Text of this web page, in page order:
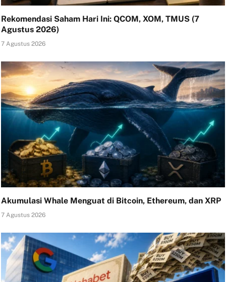
Rekomendasi Saham Hari Ini: QCOM, XOM, TMUS (7
Agustus 2026)
7 Agustus 2026
Akumulasi Whale Menguat di Bitcoin, Ethereum, dan XRP
7 Agustus 2026